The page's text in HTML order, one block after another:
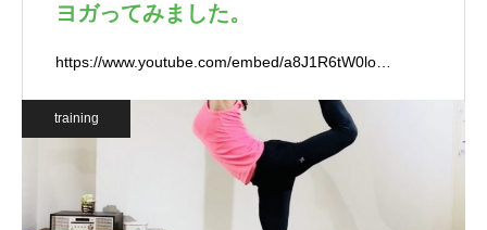
ヨガってみました。
https://www.youtube.com/embed/a8J1R6tW0lo…
training